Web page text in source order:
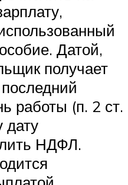
Датой,
получает
работы (п. 2 ст.
НДФЛ.